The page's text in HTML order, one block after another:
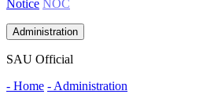
Notice NOC
Administration
SAU Official
- Home - Administration